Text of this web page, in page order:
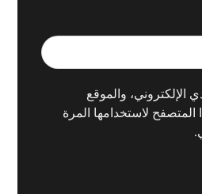
الإلكتروني، والموقع
المتصفح لاستخدامها المرة